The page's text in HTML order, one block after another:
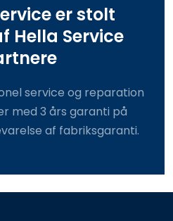
er stolt
Hella Service
service og reparation
med 3 års garanti på
af fabriksgaranti.